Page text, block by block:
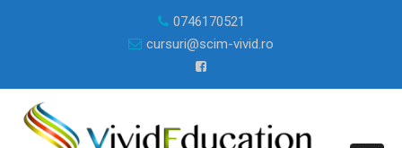
0746170521
cursuri@scim-vivid.ro